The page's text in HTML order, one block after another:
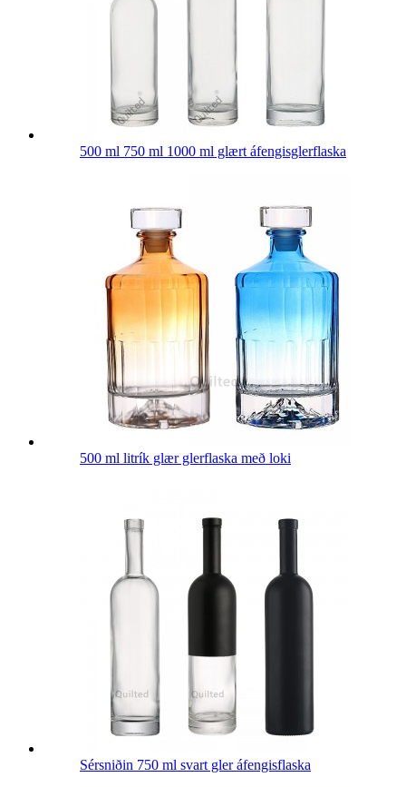
500 ml 750 ml 1000 ml glært áfengisglerflaska
500 ml litrík glær glerflaska með loki
Sérsniðin 750 ml svart gler áfengisflaska